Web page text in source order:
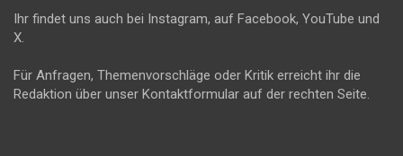
Ihr findet uns auch bei Instagram, auf Facebook, YouTube und
X.
Für Anfragen, Themenvorschläge oder Kritik erreicht ihr die
Redaktion über unser Kontaktformular auf der rechten Seite.